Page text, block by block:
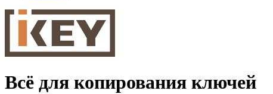
Всё для копирования ключей